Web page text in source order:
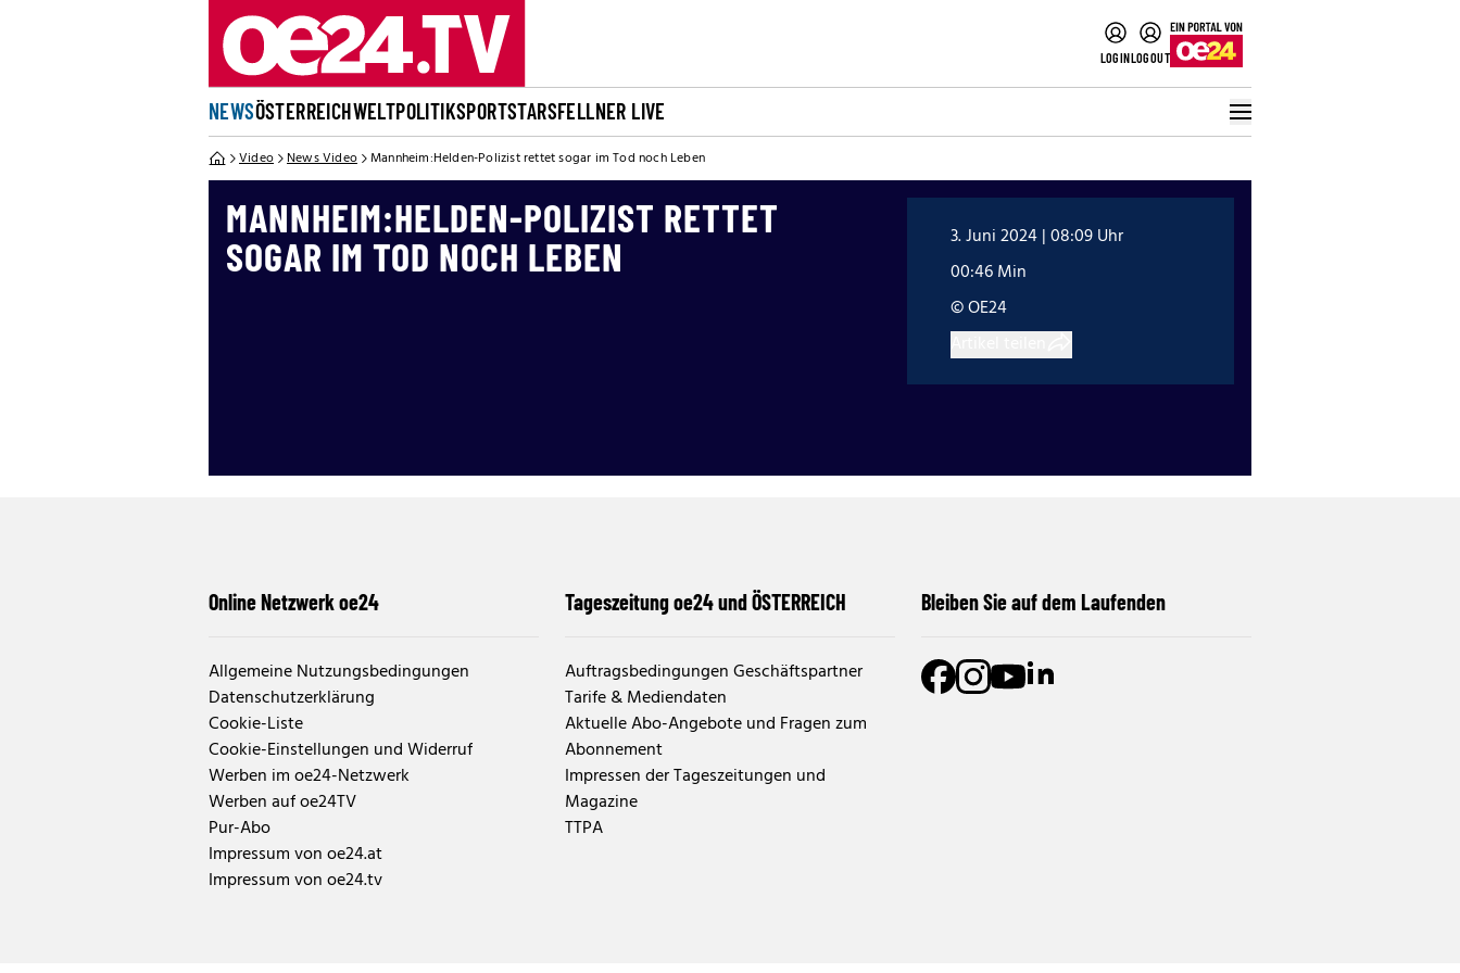
LOGINLOGOUT
NEWSÖSTERREICHWELTPOLITIKSPORTSTARSFELLNER LIVE
Video News Video Mannheim:Helden-Polizist rettet sogar im Tod noch Leben
MANNHEIM:HELDEN-POLIZIST RETTET
SOGAR IM TOD NOCH LEBEN
3. Juni 2024 | 08:09 Uhr
00:46 Min
© OE24
Online Netzwerk oe24
Allgemeine Nutzungsbedingungen
Datenschutzerklärung
Cookie-Liste
Cookie-Einstellungen und Widerruf
Werben im oe24-Netzwerk
Werben auf oe24TV
Pur-Abo
Impressum von oe24.at
Impressum von oe24.tv
Tageszeitung oe24 und ÖSTERREICH
Auftragsbedingungen Geschäftspartner
Tarife & Mediendaten
Aktuelle Abo-Angebote und Fragen zum
Abonnement
Impressen der Tageszeitungen und
Magazine
TTPA
Bleiben Sie auf dem Laufenden